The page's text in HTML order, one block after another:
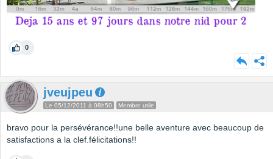
0
jveujpeu
Le 05/12/2011 à 08h50 Membre utile
bravo pour la persévérance!!une belle aventure avec beaucoup de
satisfactions a la clef.félicitations!!